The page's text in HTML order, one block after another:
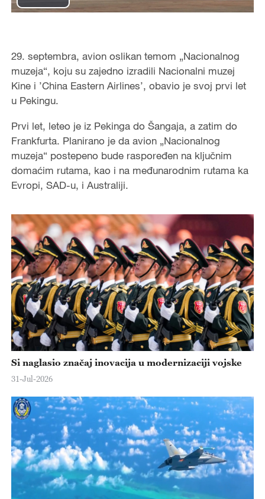
Play
29. septembra, avion oslikan temom „Nacionalnog
muzeja“, koju su zajedno izradili Nacionalni muzej
Kine i ’China Eastern Airlines’, obavio je svoj prvi let
u Pekingu.
Prvi let, leteo je iz Pekinga do Šangaja, a zatim do
Frankfurta. Planirano je da avion „Nacionalnog
muzeja“ postepeno bude raspoređen na ključnim
domaćim rutama, kao i na međunarodnim rutama ka
Evropi, SAD-u, i Australiji.
Si naglasio značaj inovacija u modernizaciji vojske
31-Jul-2026